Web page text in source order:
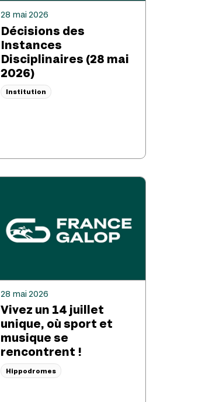
28 mai 2026
Décisions des
Instances
Disciplinaires (28 mai
2026)
Institution
28 mai 2026
Vivez un 14 juillet
unique, où sport et
musique se
rencontrent !
Hippodromes